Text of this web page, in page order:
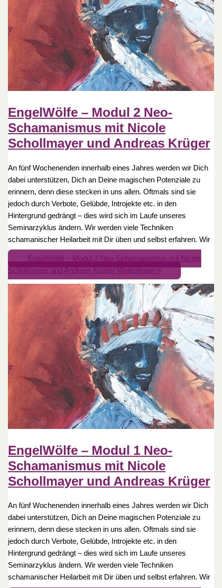
EngelWölfe – Modul 2 Neo-
Schamanismus mit Nicole
Schollmayer und Andreas Krüger
An fünf Wochenenden innerhalb eines Jahres werden wir Dich
dabei unterstützen, Dich an Deine magischen Potenziale zu
erinnern, denn diese stecken in uns allen. Oftmals sind sie
jedoch durch Verbote, Gelübde, Introjekte etc. in den
Hintergrund gedrängt – dies wird sich im Laufe unseres
Seminarzyklus ändern. Wir werden viele Techniken
schamanischer Heilarbeit mit Dir üben und selbst erfahren. Wir
EngelWölfe – Modul 2 Neo-Schamanismus mit Nicole
Schollmayer und Andreas KrügerWeiterlesen »
EngelWölfe – Modul 1 Neo-
Schamanismus mit Nicole
Schollmayer und Andreas Krüger
An fünf Wochenenden innerhalb eines Jahres werden wir Dich
dabei unterstützen, Dich an Deine magischen Potenziale zu
erinnern, denn diese stecken in uns allen. Oftmals sind sie
jedoch durch Verbote, Gelübde, Introjekte etc. in den
Hintergrund gedrängt – dies wird sich im Laufe unseres
Seminarzyklus ändern. Wir werden viele Techniken
schamanischer Heilarbeit mit Dir üben und selbst erfahren. Wir